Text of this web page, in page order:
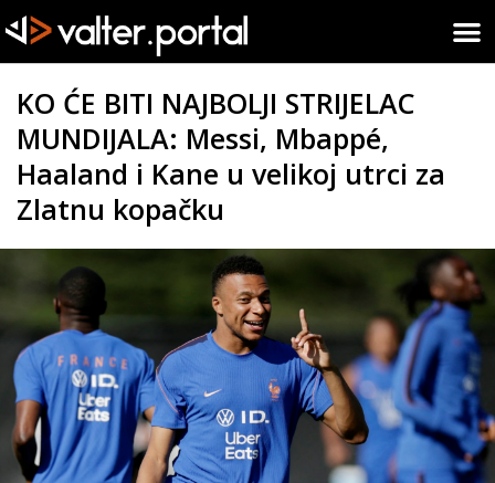
KO ĆE BITI NAJBOLJI STRIJELAC
MUNDIJALA: Messi, Mbappé,
Haaland i Kane u velikoj utrci za
Zlatnu kopačku